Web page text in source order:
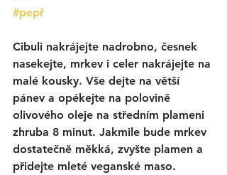
#pepř
Cibuli nakrájejte nadrobno, česnek
nasekejte, mrkev i celer nakrájejte na
malé kousky. Vše dejte na větší
pánev a opékejte na polovině
olivového oleje na středním plameni
zhruba 8 minut. Jakmile bude mrkev
dostatečně měkká, zvyšte plamen a
přidejte mleté veganské maso.